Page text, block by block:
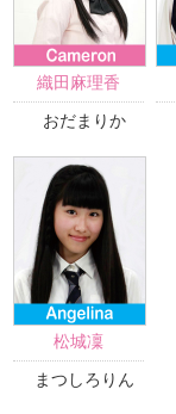
織田麻理香
おだまりか
松城凜
まつしろりん